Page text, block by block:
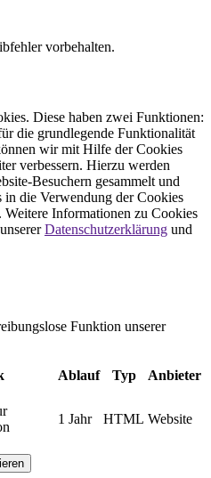
vorbehalten.
Diese haben zwei Funktionen:
die grundlegende Funktionalität
wir mit Hilfe der Cookies
verbessern. Hierzu werden
Besuchern gesammelt und
in die Verwendung der Cookies
Informationen zu Cookies
Datenschutzerklärung und
Funktion unserer
Ablauf Typ Anbieter
1 Jahr HTML Website